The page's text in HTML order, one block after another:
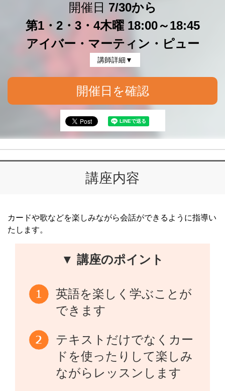
開催日 7/30から
第1・2・3・4木曜 18:00～18:45
アイバー・マーティン・ピュー
講師詳細▼
開催日を確認
講座内容
カードや歌などを楽しみながら会話ができるように指導い
たします。
▼ 講座のポイント
英語を楽しく学ぶことが
できます
テキストだけでなくカー
ドを使ったりして楽しみ
ながらレッスンします